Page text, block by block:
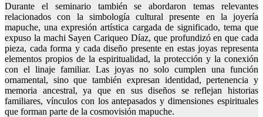
Durante el seminario también se abordaron temas relevantes
relacionados con la simbología cultural presente en la joyería
mapuche, una expresión artística cargada de significado, tema que
expuso la machi Sayen Cariqueo Díaz, que profundizó en que cada
pieza, cada forma y cada diseño presente en estas joyas representa
elementos propios de la espiritualidad, la protección y la conexión
con el linaje familiar. Las joyas no solo cumplen una función
ornamental, sino que también expresan identidad, pertenencia y
memoria ancestral, ya que en sus diseños se reflejan historias
familiares, vínculos con los antepasados y dimensiones espirituales
que forman parte de la cosmovisión mapuche.